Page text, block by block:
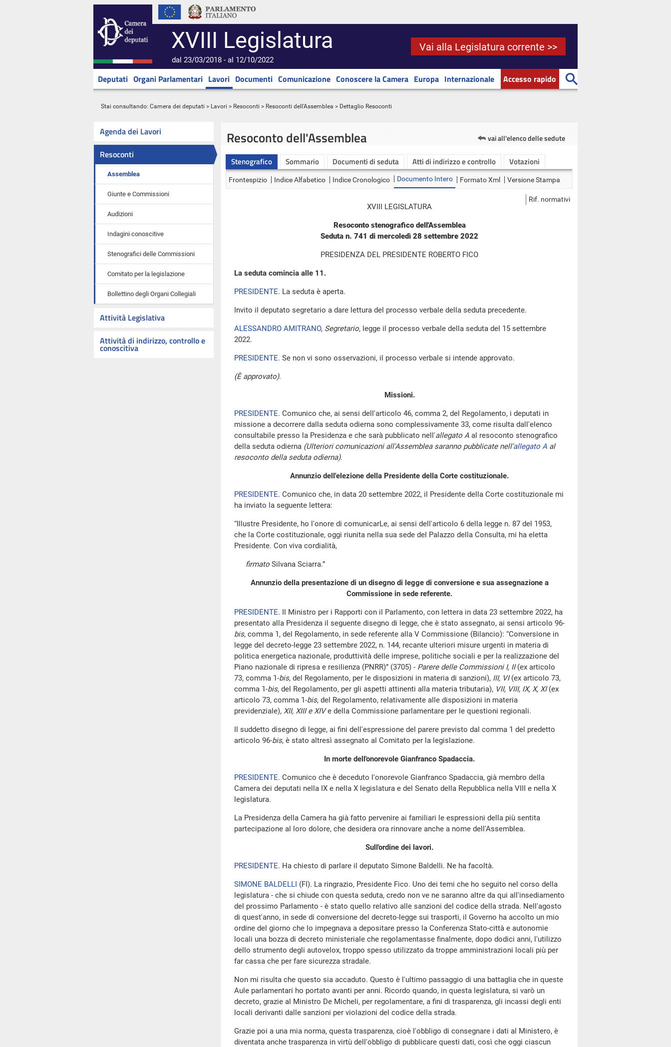
XVIII Legislatura
dal 23/03/2018 - al 12/10/2022
Vai alla Legislatura corrente >>
Deputati Organi Parlamentari Lavori Documenti Comunicazione Conoscere la Camera Europa Internazionale Accesso rapido
Stai consultando: Camera dei deputati > Lavori > Resoconti > Resoconti dell'Assemblea > Dettaglio Resoconti
Agenda dei Lavori
Resoconti
Assemblea
Giunte e Commissioni
Audizioni
Indagini conoscitive
Stenografici delle Commissioni
Comitato per la legislazione
Bollettino degli Organi Collegiali
Attività Legislativa
Attività di indirizzo, controllo e
conoscitiva
Resoconto dell'Assemblea vai all'elenco delle sedute
Stenografico Sommario Documenti di seduta Atti di indirizzo e controllo Votazioni
Frontespizio Indice Alfabetico Indice Cronologico Documento Intero Formato Xml Versione Stampa
Rif. normativi
XVIII LEGISLATURA
Resoconto stenografico dell'Assemblea
Seduta n. 741 di mercoledì 28 settembre 2022
PRESIDENZA DEL PRESIDENTE ROBERTO FICO
La seduta comincia alle 11.
PRESIDENTE. La seduta è aperta.
Invito il deputato segretario a dare lettura del processo verbale della seduta precedente.
ALESSANDRO AMITRANO, Segretario, legge il processo verbale della seduta del 15 settembre
2022.
PRESIDENTE. Se non vi sono osservazioni, il processo verbale si intende approvato.
(È approvato).
Missioni.
PRESIDENTE. Comunico che, ai sensi dell'articolo 46, comma 2, del Regolamento, i deputati in
missione a decorrere dalla seduta odierna sono complessivamente 33, come risulta dall'elenco
consultabile presso la Presidenza e che sarà pubblicato nell'allegato A al resoconto stenografico
della seduta odierna (Ulteriori comunicazioni all'Assemblea saranno pubblicate nell'allegato A al
resoconto della seduta odierna).
Annunzio dell'elezione della Presidente della Corte costituzionale.
PRESIDENTE. Comunico che, in data 20 settembre 2022, il Presidente della Corte costituzionale mi
ha inviato la seguente lettera:
“Illustre Presidente, ho l'onore di comunicarLe, ai sensi dell'articolo 6 della legge n. 87 del 1953,
che la Corte costituzionale, oggi riunita nella sua sede del Palazzo della Consulta, mi ha eletta
Presidente. Con viva cordialità,
firmato Silvana Sciarra.”
Annunzio della presentazione di un disegno di legge di conversione e sua assegnazione a
Commissione in sede referente.
PRESIDENTE. Il Ministro per i Rapporti con il Parlamento, con lettera in data 23 settembre 2022, ha
presentato alla Presidenza il seguente disegno di legge, che è stato assegnato, ai sensi articolo 96-
bis, comma 1, del Regolamento, in sede referente alla V Commissione (Bilancio): “Conversione in
legge del decreto-legge 23 settembre 2022, n. 144, recante ulteriori misure urgenti in materia di
politica energetica nazionale, produttività delle imprese, politiche sociali e per la realizzazione del
Piano nazionale di ripresa e resilienza (PNRR)” (3705) - Parere delle Commissioni I, II(ex articolo
73, comma 1-bis, del Regolamento, per le disposizioni in materia di sanzioni), III, VI(ex articolo 73,
comma 1-bis, del Regolamento, per gli aspetti attinenti alla materia tributaria), VII, VIII, IX, X, XI(ex
articolo 73, comma 1-bis, del Regolamento, relativamente alle disposizioni in materia
previdenziale), XII, XIII e XIVe della Commissione parlamentare per le questioni regionali.
Il suddetto disegno di legge, ai fini dell'espressione del parere previsto dal comma 1 del predetto
articolo 96-bis, è stato altresì assegnato al Comitato per la legislazione.
In morte dell'onorevole Gianfranco Spadaccia.
PRESIDENTE. Comunico che è deceduto l'onorevole Gianfranco Spadaccia, già membro della
Camera dei deputati nella IX e nella X legislatura e del Senato della Repubblica nella VIII e nella X
legislatura.
La Presidenza della Camera ha già fatto pervenire ai familiari le espressioni della più sentita
partecipazione al loro dolore, che desidera ora rinnovare anche a nome dell'Assemblea.
Sull'ordine dei lavori.
PRESIDENTE. Ha chiesto di parlare il deputato Simone Baldelli. Ne ha facoltà.
SIMONE BALDELLI (FI). La ringrazio, Presidente Fico. Uno dei temi che ho seguito nel corso della
legislatura - che si chiude con questa seduta, credo non ve ne saranno altre da qui all'insediamento
del prossimo Parlamento - è stato quello relativo alle sanzioni del codice della strada. Nell'agosto
di quest'anno, in sede di conversione del decreto-legge sui trasporti, il Governo ha accolto un mio
ordine del giorno che lo impegnava a depositare presso la Conferenza Stato-città e autonomie
locali una bozza di decreto ministeriale che regolamentasse finalmente, dopo dodici anni, l'utilizzo
dello strumento degli autovelox, troppo spesso utilizzato da troppe amministrazioni locali più per
far cassa che per fare sicurezza stradale.
Non mi risulta che questo sia accaduto. Questo è l'ultimo passaggio di una battaglia che in queste
Aule parlamentari ho portato avanti per anni. Ricordo quando, in questa legislatura, si varò un
decreto, grazie al Ministro De Micheli, per regolamentare, a fini di trasparenza, gli incassi degli enti
locali derivanti dalle sanzioni per violazioni del codice della strada.
Grazie poi a una mia norma, questa trasparenza, cioè l'obbligo di consegnare i dati al Ministero, è
diventata anche trasparenza in virtù dell'obbligo di pubblicare questi dati, così che oggi ciascun